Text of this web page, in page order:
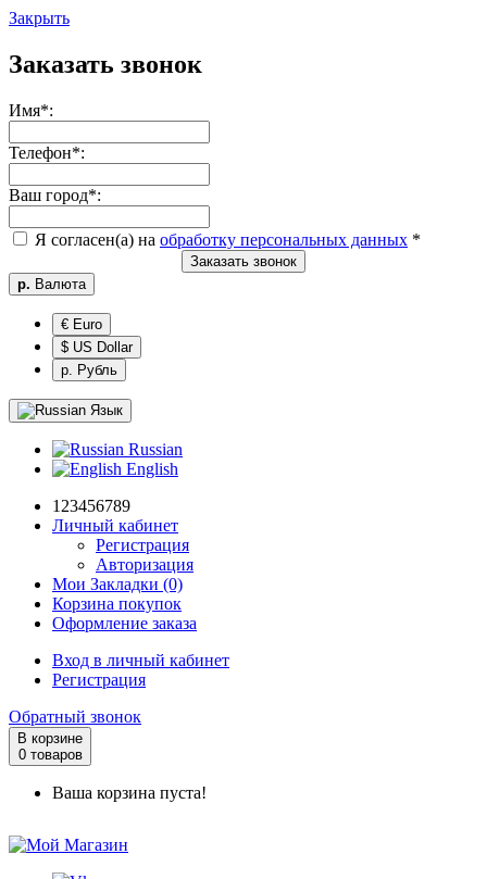
Закрыть
Заказать звонок
Имя*:
Телефон*:
Ваш город*:
Я согласен(а) на обработку персональных данных *
Заказать звонок
р. Валюта
€ Euro
$ US Dollar
р. Рубль
Язык
Russian
English
123456789
Личный кабинет
Регистрация
Авторизация
Мои Закладки (0)
Корзина покупок
Оформление заказа
Вход в личный кабинет
Регистрация
Обратный звонок
В корзине
0 товаров
Ваша корзина пуста!